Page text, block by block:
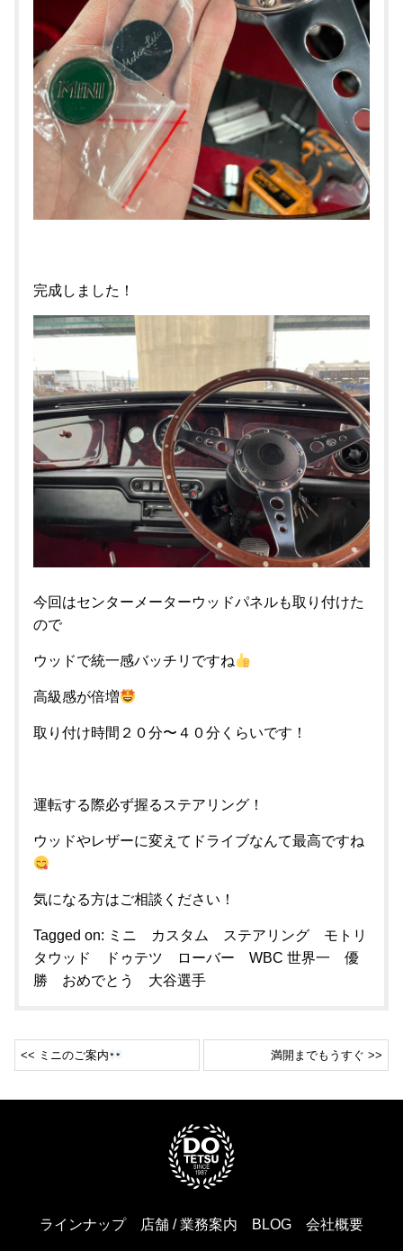
完成しました！
今回はセンターメーターウッドパネルも取り付けた
ので
ウッドで統一感バッチリですね
高級感が倍増
取り付け時間２０分〜４０分くらいです！
運転する際必ず握るステアリング！
ウッドやレザーに変えてドライブなんて最高ですね
気になる方はご相談ください！
Tagged on: ミニ カスタム ステアリング モトリ
タウッド ドゥテツ ローバー WBC 世界一 優
勝 おめでとう 大谷選手
<< ミニのご案内 満開までもうすぐ >>
ラインナップ 店舗 / 業務案内 BLOG 会社概要